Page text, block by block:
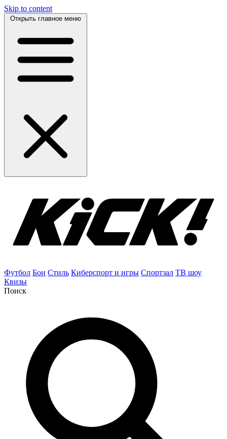
Skip to content
Открыть главное меню
Футбол Бои Стиль Киберспорт и игры Спортзал ТВ шоу
Квизы
Поиск